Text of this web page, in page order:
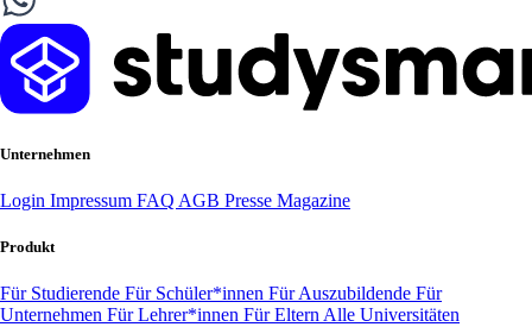
Unternehmen
Login Impressum FAQ AGB Presse Magazine
Produkt
Für Studierende Für Schüler*innen Für Auszubildende Für
Unternehmen Für Lehrer*innen Für Eltern Alle Universitäten